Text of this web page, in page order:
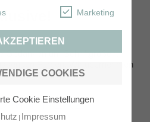
Marketing
COOKIES
Cookie Einstellungen
Impressum
Gedanken um Schriftgrößen,
Farben. Wir übernehmen
und gestalten Ihre
MIT HERZ